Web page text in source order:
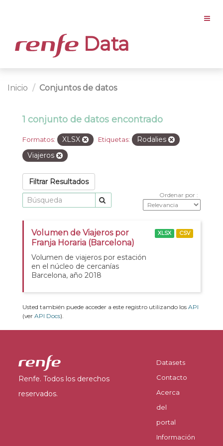
Data
Inicio Conjuntos de datos
1 conjunto de datos encontrado
Formatos: XLSX Etiquetas:
Rodalies
Viajeros
Filtrar Resultados
Ordenar por
Volumen de Viajeros por
Franja Horaria (Barcelona)
Volumen de viajeros por estación
en el núcleo de cercanías
Barcelona, año 2018
XLSX CSV
Usted también puede acceder a este registro utilizando los API
(ver API Docs).
Renfe. Todos los derechos
reservados.
Datasets
Contacto
Acerca
del
portal
Información